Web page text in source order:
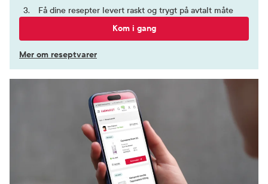
Få dine resepter levert raskt og trygt på avtalt måte
Kom i gang
Mer om reseptvarer